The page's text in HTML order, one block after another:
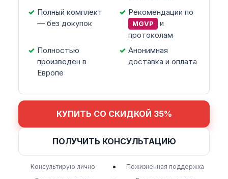
Полный комплект
— без докупок
Рекомендации по
MGVP
и
протоколам
Полностью
произведен в
Европе
Анонимная
доставка и оплата
КУПИТЬ СО СКИДКОЙ 35%
ПОЛУЧИТЬ КОНСУЛЬТАЦИЮ
Консультирую лично •
Пожизненная поддержка